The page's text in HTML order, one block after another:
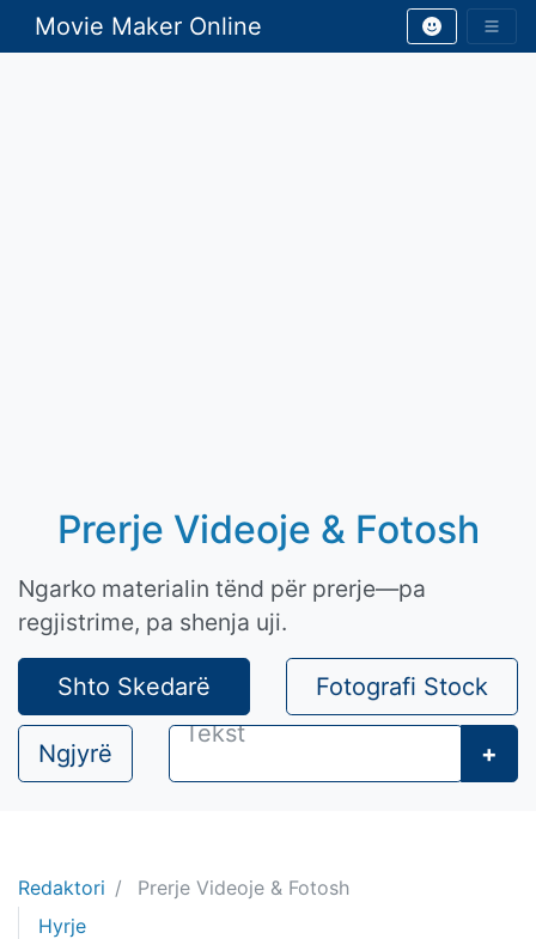
Movie Maker Online
Prerje Videoje & Fotosh
Ngarko materialin tënd për prerje—pa
regjistrime, pa shenja uji.
Shto Skedarë Fotografi Stock
Ngjyrë +
Redaktori
Prerje Videoje & Fotosh
Hyrje